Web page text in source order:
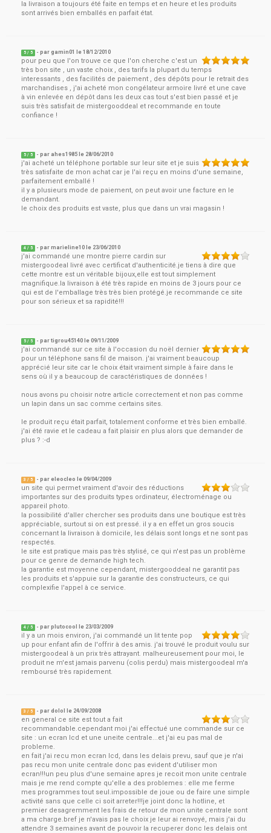
la livraison a toujours été faite en temps et en heure et les produits
sont arrivés bien emballés en parfait état.
5 / 5 - pargamin01 le18/12/2010
pour peu que l'on trouve ce que l'on cherche c'est un
très bon site , un vaste choix , des tarifs la plupart du temps
interessants , des facilités de paiement , des dépôts pour le retrait des
marchandises , j'ai acheté mon congélateur armoire livré et une cave
à vin enlevée en dépôt dans les deux cas tout s'est bien passé et je
suis très satisfait de mistergooddeal et recommande en toute
confiance !
5 / 5 - par ahes1985 le 28/06/2010
j'ai acheté un téléphone portable sur leur site et je suis
très satisfaite de mon achat car je l'ai reçu en moins d'une semaine,
parfaitement emballé !
il y a plusieurs mode de paiement, on peut avoir une facture en le
demandant.
le choix des produits est vaste, plus que dans un vrai magasin !
4 / 5 - parmarieline10 le 23/06/2010
j'ai commandé une montre pierre cardin sur
mistergoodeal livré avec certificat d'authenticité.je tiens à dire que
cette montre est un véritable bijoux,elle est tout simplement
magnifique.la livraison à été très rapide en moins de 3 jours pour ce
qui est de l'emballage très très bien protégé.je recommande ce site
pour son sérieux et sa rapidité!!!
5 / 5 - partigrou45140 le09/11/2009
j'ai commandé sur ce site à l'occasion du noël dernier
pour un téléphone sans fil de maison. j'ai vraiment beaucoup
apprécié leur site car le choix était vraiment simple à faire dans le
sens où il y a beaucoup de caractéristiques de données !
nous avons pu choisir notre article correctement et non pas comme
un lapin dans un sac comme certains sites.
le produit reçu était parfait, totalement conforme et très bien emballé.
j'ai été ravie et le cadeau a fait plaisir en plus alors que demander de
plus ? :-d
3 / 5 - pareleocleo le09/04/2009
un site qui permet vraiment d'avoir des réductions
importantes sur des produits types ordinateur, électroménage ou
appareil photo.
la possibilité d'aller chercher ses produits dans une boutique est très
appréciable, surtout si on est pressé. il y a en effet un gros soucis
concernant la livraison à domicile, les délais sont longs et ne sont pas
respectés.
le site est pratique mais pas très stylisé, ce qui n'est pas un problème
pour ce genre de demande high tech.
la garantie est moyenne cependant, mistergooddeal ne garantit pas
les produits et s'appuie sur la garantie des constructeurs, ce qui
complexifie l'appel à ce service.
4 / 5 - parplutocool le 23/03/2009
il y a un mois environ, j'ai commandé un lit tente pop
up pour enfant afin de l'offrir à des amis. j'ai trouvé le produit voulu sur
mistergoodeal à un prix très attrayant. malheureusement pour moi, le
produit ne m'est jamais parvenu (colis perdu) mais mistergoodeal m'a
remboursé très rapidement.
3 / 5 - pardolol le 24/09/2008
en general ce site est tout a fait
recommandable.cependant moi j'ai effectué une commande sur ce
site : un ecran lcd et une uneite centrale...et j'ai eu pas mal de
probleme.
en fait j'ai recu mon ecran lcd, dans les delais prevu, sauf que je n'ai
pas recu mon unite centrale donc pas evident d'utiliser mon
ecran!!!un peu plus d'une semaine apres je recoit mon unite centrale
mais je me rend compte qu'elle a des problemes : elle me ferme
mes programmes tout seul.impossible de joue ou de faire une simple
activité sans que celle ci soit arreter!!!je joint donc la hotline, et
premier desagremment les frais de retour de mon unite centrale sont
a ma charge.bref je n'avais pas le choix je leur ai renvoyé, mais j'ai du
attendre 3 semaines avant de pouvoir la recuperer donc les delais ont